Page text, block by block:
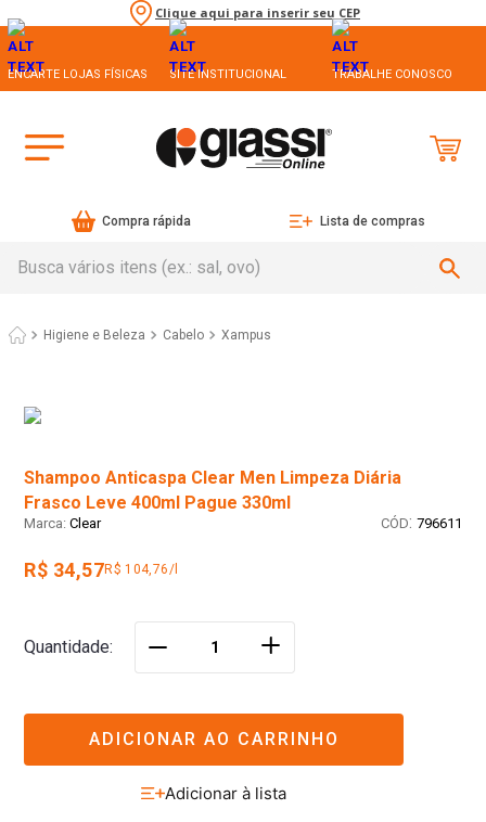
Clique aqui para inserir seu CEP
ENCARTE LOJAS FÍSICAS SITE INSTITUCIONAL TRABALHE CONOSCO
Compra rápida Lista de compras
Higiene e Beleza Cabelo Xampus
Shampoo Anticaspa Clear Men Limpeza Diária
Frasco Leve 400ml Pague 330ml
Clear : 796611
R$ 34,57R$ 104,76/l
Quantidade ＋
ADICIONAR AO CARRINHO